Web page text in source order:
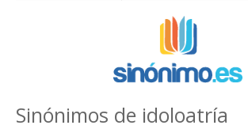
Sinónimos de idoloatría